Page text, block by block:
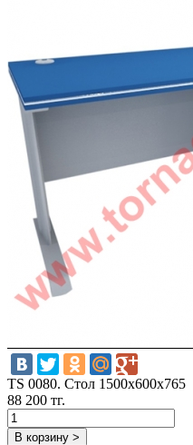
TS 0080. Стол 1500х600х765
88 200 тг.
В корзину >